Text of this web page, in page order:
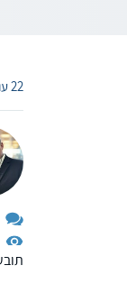
22 עורכי דין הסדר מותנה